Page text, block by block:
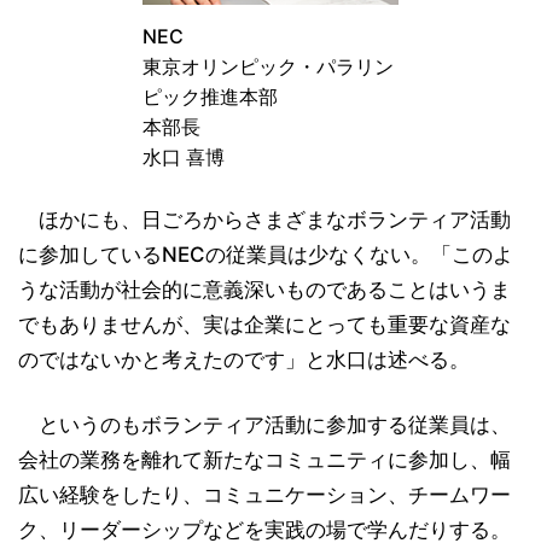
NEC
東京オリンピック・パラリン
ピック推進本部
本部長
水口 喜博
ほかにも、日ごろからさまざまなボランティア活動
に参加しているNECの従業員は少なくない。「このよ
うな活動が社会的に意義深いものであることはいうま
でもありませんが、実は企業にとっても重要な資産な
のではないかと考えたのです」と水口は述べる。
というのもボランティア活動に参加する従業員は、
会社の業務を離れて新たなコミュニティに参加し、幅
広い経験をしたり、コミュニケーション、チームワー
ク、リーダーシップなどを実践の場で学んだりする。